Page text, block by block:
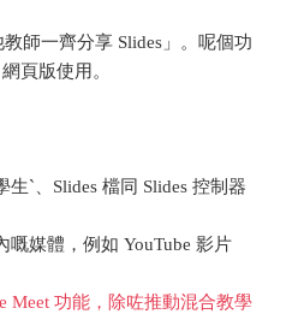
師一齊分享 Slides」。呢個功
頁版使用。
`、Slides 檔同 Slides 控制器
嘅媒體，例如 YouTube 影片
Meet 功能，除咗推動混合教學